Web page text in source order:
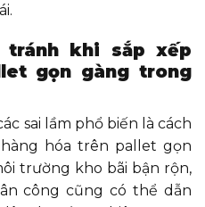
tránh khi sắp xếp
gọn gàng trong
sai lầm phổ biến là cách
hóa trên pallet gọn
trường kho bãi bận rộn,
công cũng có thể dẫn